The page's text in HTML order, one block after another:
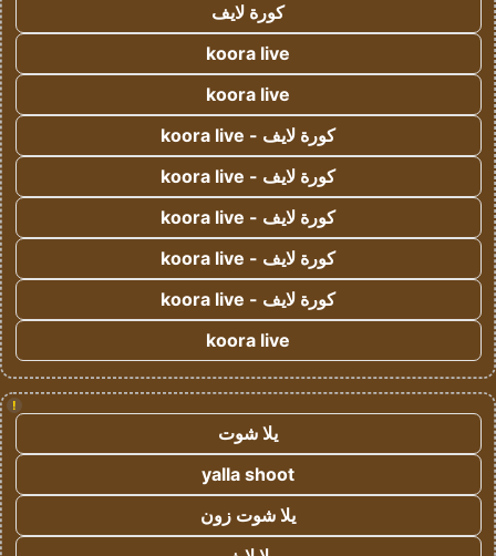
كورة لايف
koora live
koora live
كورة لايف - koora live
كورة لايف - koora live
كورة لايف - koora live
كورة لايف - koora live
كورة لايف - koora live
koora live
!
يلا شوت
yalla shoot
يلا شوت زون